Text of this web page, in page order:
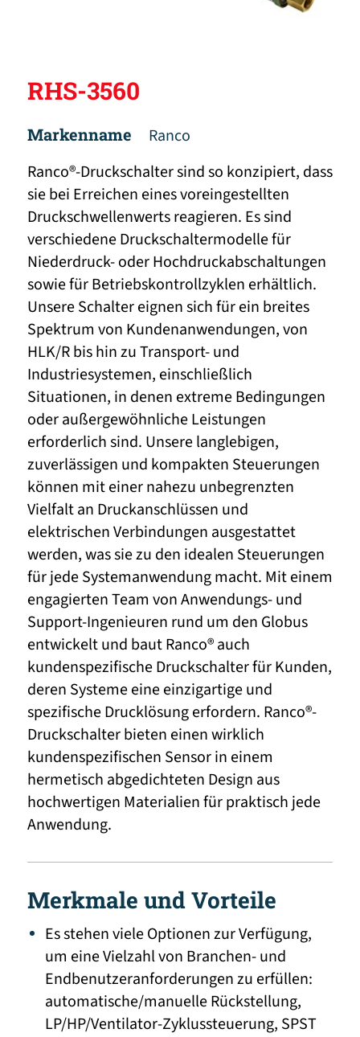
RHS-3560
Markenname
Ranco
Ranco®-Druckschalter sind so konzipiert, dass
sie bei Erreichen eines voreingestellten
Druckschwellenwerts reagieren. Es sind
verschiedene Druckschaltermodelle für
Niederdruck- oder Hochdruckabschaltungen
sowie für Betriebskontrollzyklen erhältlich.
Unsere Schalter eignen sich für ein breites
Spektrum von Kundenanwendungen, von
HLK/R bis hin zu Transport- und
Industriesystemen, einschließlich
Situationen, in denen extreme Bedingungen
oder außergewöhnliche Leistungen
erforderlich sind. Unsere langlebigen,
zuverlässigen und kompakten Steuerungen
können mit einer nahezu unbegrenzten
Vielfalt an Druckanschlüssen und
elektrischen Verbindungen ausgestattet
werden, was sie zu den idealen Steuerungen
für jede Systemanwendung macht. Mit einem
engagierten Team von Anwendungs- und
Support-Ingenieuren rund um den Globus
entwickelt und baut Ranco® auch
kundenspezifische Druckschalter für Kunden,
deren Systeme eine einzigartige und
spezifische Drucklösung erfordern. Ranco®-
Druckschalter bieten einen wirklich
kundenspezifischen Sensor in einem
hermetisch abgedichteten Design aus
hochwertigen Materialien für praktisch jede
Anwendung.
Merkmale und Vorteile
Es stehen viele Optionen zur Verfügung,
um eine Vielzahl von Branchen- und
Endbenutzeranforderungen zu erfüllen:
automatische/manuelle Rückstellung,
LP/HP/Ventilator-Zyklussteuerung, SPST